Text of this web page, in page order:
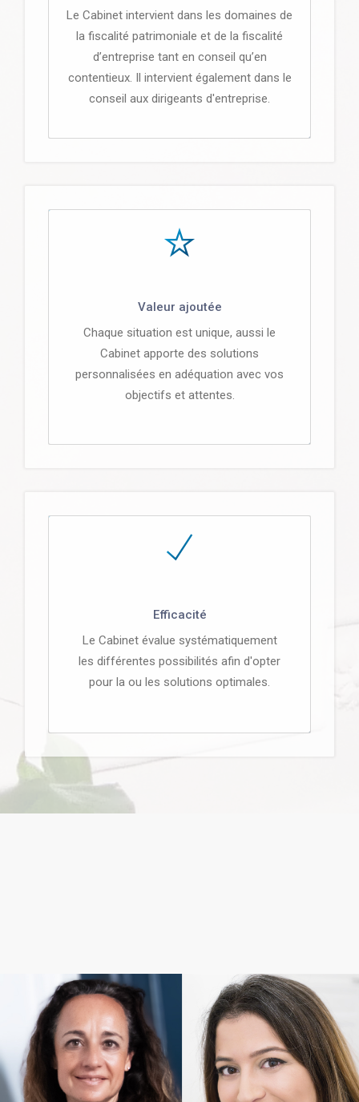
Le Cabinet intervient dans les domaines de
la fiscalité patrimoniale et de la fiscalité
d’entreprise tant en conseil qu’en
contentieux. Il intervient également dans le
conseil aux dirigeants d'entreprise.
Valeur ajoutée
Chaque situation est unique, aussi le
Cabinet apporte des solutions
personnalisées en adéquation avec vos
objectifs et attentes.
Efficacité
Le Cabinet évalue systématiquement
les différentes possibilités afin d'opter
pour la ou les solutions optimales.